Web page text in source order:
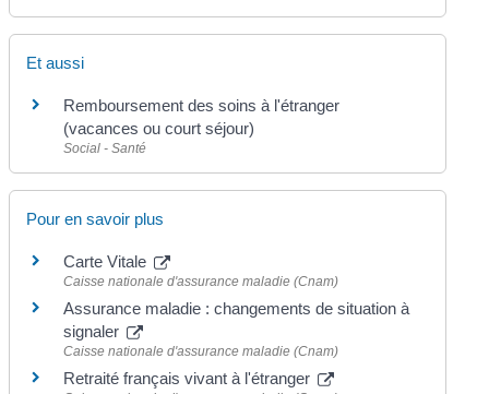
Et aussi
Remboursement des soins à l'étranger
(vacances ou court séjour)
Social - Santé
Pour en savoir plus
Carte Vitale
Caisse nationale d'assurance maladie (Cnam)
Assurance maladie : changements de situation à
signaler
Caisse nationale d'assurance maladie (Cnam)
Retraité français vivant à l'étranger